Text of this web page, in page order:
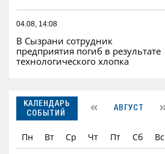
04.08, 14:08
В Сызрани сотрудник
предприятия погиб в результате
технологического хлопка
КАЛЕНДАРЬ
СОБЫТИЙ
АВГУСТ
Пн Вт Ср Чт Пт Сб Вс